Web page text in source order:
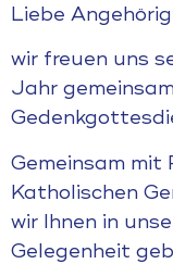
Liebe
wir freuen uns
Jahr
Gemeinsam
Katholischen
wir Ihnen in
Gelegenheit